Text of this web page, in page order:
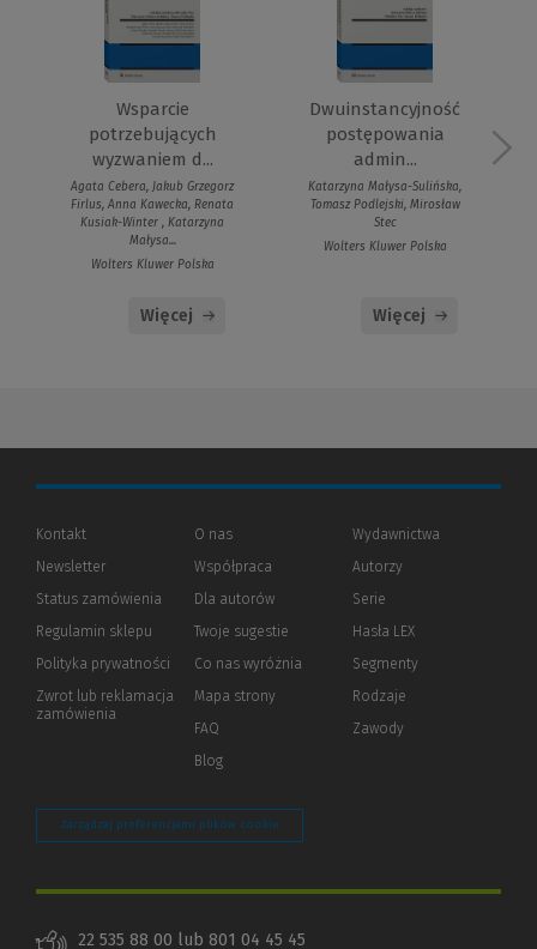
Wsparcie
potrzebujących
wyzwaniem d...
Agata Cebera, Jakub Grzegorz
Firlus, Anna Kawecka, Renata
Kusiak-Winter , Katarzyna
Małysa...
Wolters Kluwer Polska
Więcej
Dwuinstancyjność
postępowania
admin...
Katarzyna Małysa-Sulińska,
Tomasz Podlejski, Mirosław
Stec
Wolters Kluwer Polska
Więcej
Kontakt
Newsletter
Status zamówienia
Regulamin sklepu
Polityka prywatności (Nowe
(Link
innej
Zwrot lub reklamacja
zamówienia
O nas
Współpraca
Dla autorów(Nowe
(Link
innej
Twoje sugestie
Co nas wyróżnia
Mapa strony
FAQ
Blog
Wydawnictwa
Autorzy
Serie
Hasła LEX
Segmenty
Rodzaje
Zawody
Zarządzaj preferencjami plików cookie
22 535 88 00 lub 801 04 45 45